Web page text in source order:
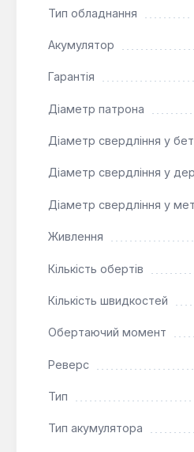
робочої зони.
ефективність, довший
аналогами.
Швидкозатискний
рукою, оптимізуючи
Муфта регулювання
дозволяє налаштувати
пошкодженню.
корпус, а також
забезпечують
тривалого часу.
Освітлення робочої
попереднього та
Тип обладнання
Акумулятор
Гарантія
Діаметр патрона
Діаметр свердління у
Діаметр свердління у
Діаметр свердління у
Живлення
Кількість обертів
Кількість швидкостей
Обертаючий момент
Реверс
Тип
Тип акумулятора